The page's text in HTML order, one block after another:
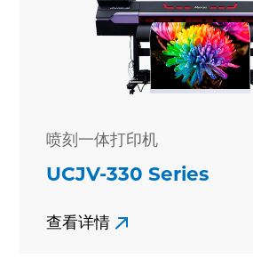
喷刻一体打印机
UCJV-330 Series
查看详情